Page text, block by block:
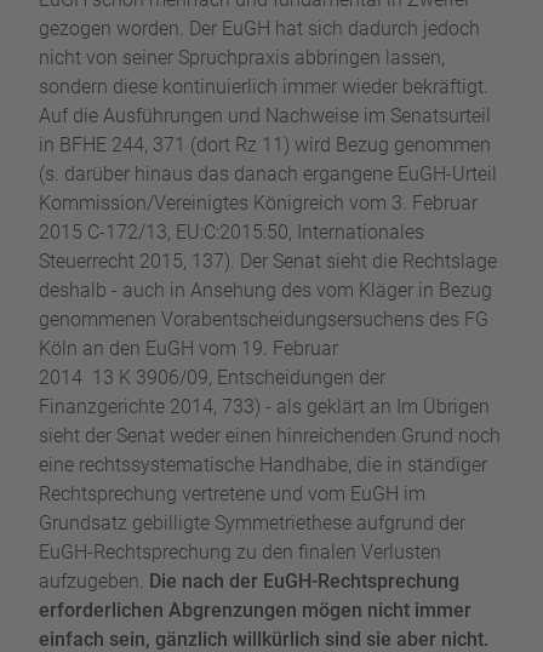
gezogen worden. Der EuGH hat sich dadurch jedoch
nicht von seiner Spruchpraxis abbringen lassen,
sondern diese kontinuierlich immer wieder bekräftigt.
Auf die Ausführungen und Nachweise im Senatsurteil
in BFHE 244, 371 (dort Rz 11) wird Bezug genommen
(s. darüber hinaus das danach ergangene EuGH-Urteil
Kommission/Vereinigtes Königreich vom 3. Februar
2015 C-172/13, EU:C:2015:50, Internationales
Steuerrecht 2015, 137). Der Senat sieht die Rechtslage
deshalb - auch in Ansehung des vom Kläger in Bezug
genommenen Vorabentscheidungsersuchens des FG
Köln an den EuGH vom 19. Februar
2014 13 K 3906/09, Entscheidungen der
Finanzgerichte 2014, 733) - als geklärt an Im Übrigen
sieht der Senat weder einen hinreichenden Grund noch
eine rechtssystematische Handhabe, die in ständiger
Rechtsprechung vertretene und vom EuGH im
Grundsatz gebilligte Symmetriethese aufgrund der
EuGH-Rechtsprechung zu den finalen Verlusten
aufzugeben. Die nach der EuGH-Rechtsprechung
erforderlichen Abgrenzungen mögen nicht immer
einfach sein, gänzlich willkürlich sind sie aber nicht.